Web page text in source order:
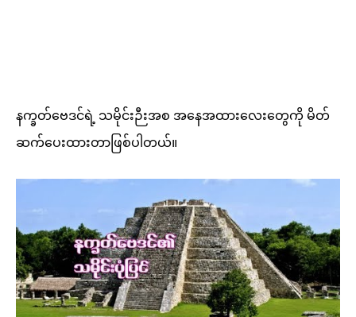
နက္ခတ်ဗေဒင်ရဲ့ သမိုင်းဉီးအစ အနေအထားလေးတွေကို မိတ်
ဆက်ပေးထားတာဖြစ်ပါတယ်။